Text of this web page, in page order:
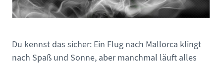
Du kennst das sicher: Ein Flug nach Mallorca klingt
nach Spaß und Sonne, aber manchmal läuft alles